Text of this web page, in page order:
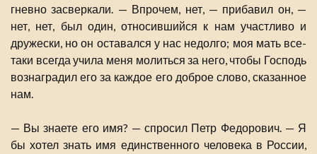
гневно засверкали. — Впрочем, нет, — прибавил он, —
нет, нет, был один, относившийся к нам участливо и
дружески, но он оставался у нас недолго; моя мать все-
таки всегда учила меня молиться за него, чтобы Господь
вознаградил его за каждое его доброе слово, сказанное
нам.
— Вы знаете его имя? — спросил Петр Федорович. — Я
бы хотел знать имя единственного человека в России,